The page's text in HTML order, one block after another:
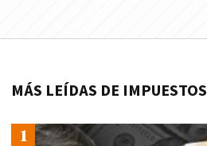
MÁS LEÍDAS DE IMPUESTOS